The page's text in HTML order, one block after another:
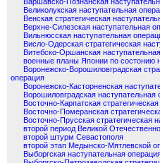
Великолукская наступательная
Венская стратегическая
Верхне-Силезская наступательная
Вильнюсская наступательная
Висло-Одерская стратегическая
Витебско-Оршанская
военные планы Японии по состонию
Воронежско-Ворошиловградская
операция
Воронежско-Касторненская
Ворошиловградская наступательная
Восточно-Карпатская
Восточно-Померанская
Восточно-Прусская стратегическая
второй период Великой
второй штурм Севастополя
второй этап Медынско-Мятлевской
Выборгская наступательная